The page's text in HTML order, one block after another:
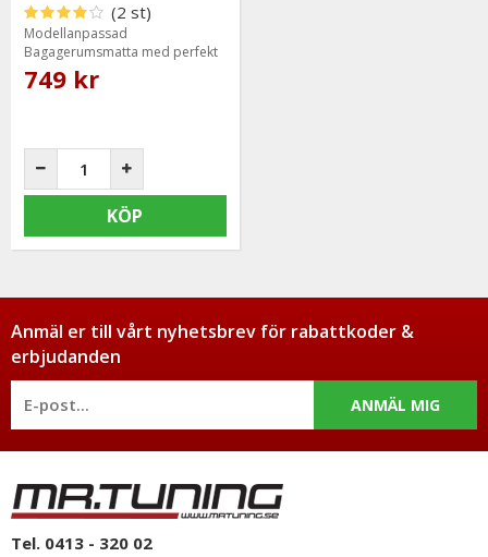
(2 st)
Modellanpassad
Bagagerumsmatta med perfekt
passform
749 kr
KÖP
Anmäl er till vårt nyhetsbrev för rabattkoder &
erbjudanden
ANMÄL MIG
Tel. 0413 - 320 02